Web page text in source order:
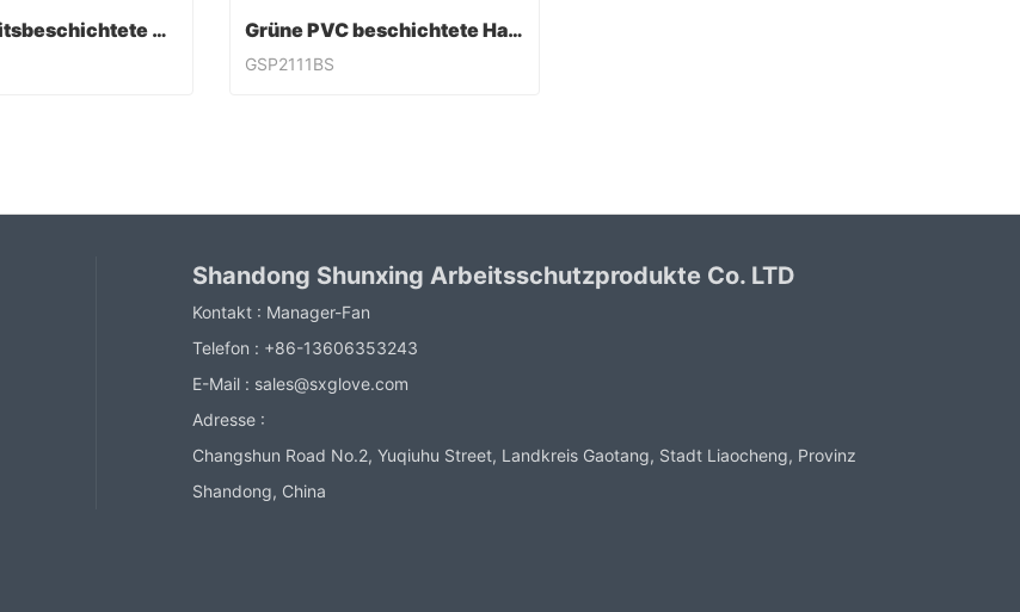
PVC-Arbeitsbeschichtete Handschuhe Grüne PVC beschichtete Handschuhe Sandy Finish
GSP2111BS
Shandong Shunxing Arbeitsschutzprodukte Co. LTD
Kontakt : Manager-Fan
Telefon : +86-13606353243
E-Mail : sales@sxglove.com
Adresse :
Changshun Road No.2, Yuqiuhu Street, Landkreis Gaotang, Stadt Liaocheng, Provinz
Shandong, China